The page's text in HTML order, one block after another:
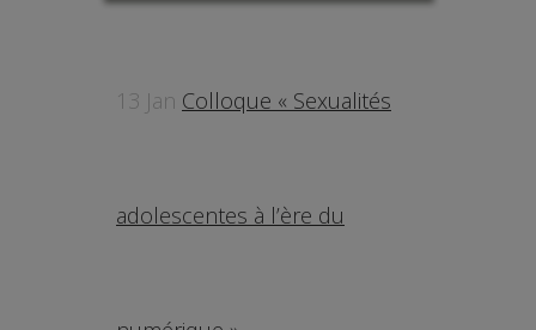
13 Jan Colloque « Sexualités
adolescentes à l’ère du